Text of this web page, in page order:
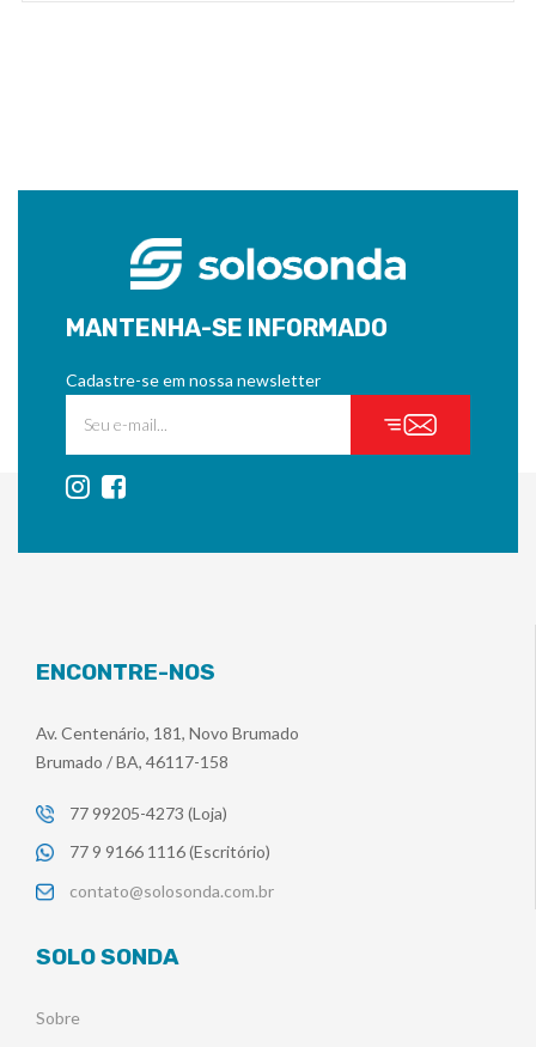
MANTENHA-SE INFORMADO
Cadastre-se em nossa newsletter
ENCONTRE-NOS
Av. Centenário, 181, Novo Brumado
Brumado / BA, 46117-158
77 99205-4273 (Loja)
77 9 9166 1116 (Escritório)
contato@solosonda.com.br
SOLO SONDA
Sobre